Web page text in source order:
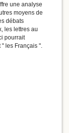
une analyse
moyens de
débats
les lettres au
pourrait
les Français ".